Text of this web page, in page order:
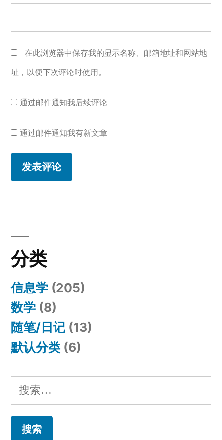
在此浏览器中保存我的显示名称、邮箱地址和网站地
址，以便下次评论时使用。
通过邮件通知我后续评论
通过邮件通知我有新文章
分类
信息学 (205)
数学 (8)
随笔/日记 (13)
默认分类 (6)
搜
索：